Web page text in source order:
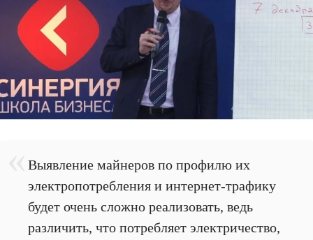
Выявление майнеров по профилю их
электропотребления и интернет-трафику
будет очень сложно реализовать, ведь
различить, что потребляет электричество,